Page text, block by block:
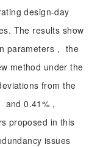
design-day
The results show
parameters， the
method under the
from the
0.41%，
proposed in this
issues